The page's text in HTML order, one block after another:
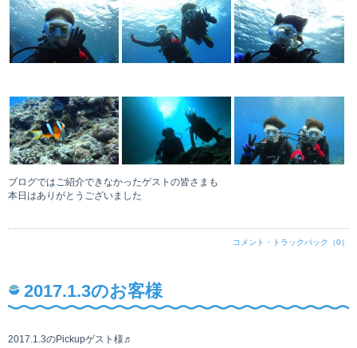
ブログではご紹介できなかったゲストの皆さまも
本日はありがとうございました
コメント・トラックバック（0）
2017.1.3のお客様
2017.1.3のPickupゲスト様♬